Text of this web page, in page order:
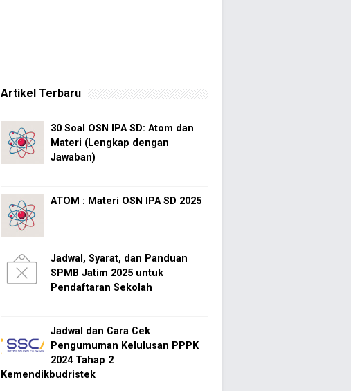
Artikel Terbaru
30 Soal OSN IPA SD: Atom dan
Materi (Lengkap dengan
Jawaban)
ATOM : Materi OSN IPA SD 2025
Jadwal, Syarat, dan Panduan
SPMB Jatim 2025 untuk
Pendaftaran Sekolah
Jadwal dan Cara Cek
Pengumuman Kelulusan PPPK
2024 Tahap 2
Kemendikbudristek